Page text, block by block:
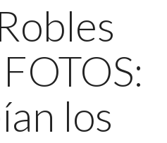
FOTOS:
los